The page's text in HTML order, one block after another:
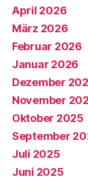
April 2026
März 2026
Februar 2026
Januar 2026
Dezember
November
Oktober 2025
September
Juli 2025
Juni 2025